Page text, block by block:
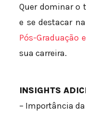
Quer dominar o
e se destacar
Pós-Graduação
sua carreira.
INSIGHTS
– Importância